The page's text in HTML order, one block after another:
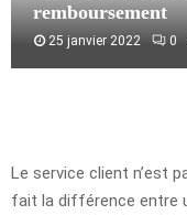
remboursement
25 janvier 2022 0
Le service client n’est
fait la différence entre